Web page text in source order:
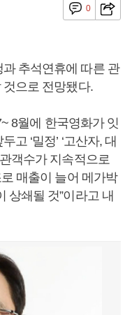
0
추석연휴에 따른 관
으로 전망됐다.
8월에 한국영화가 잇
고 ‘밀정’ ‘고산자, 대
객수가 지속적으로
매출이 늘어 메가박
상쇄될 것”이라고 내